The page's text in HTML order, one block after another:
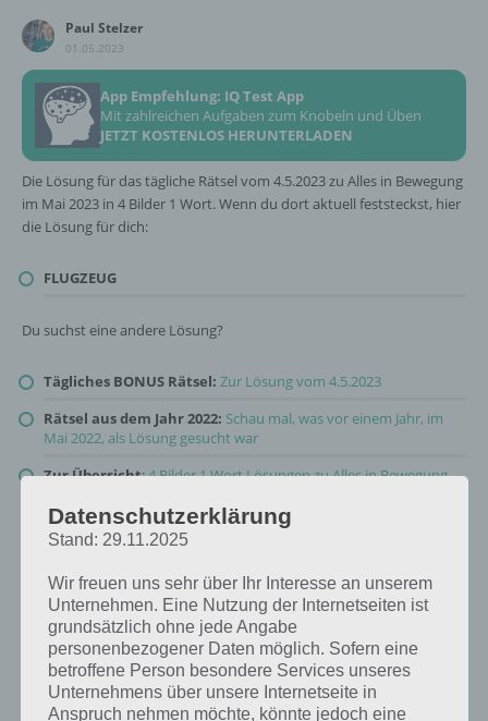
Paul Stelzer
01.05.2023
App Empfehlung: IQ Test App
Mit zahlreichen Aufgaben zum Knobeln und Üben
JETZT KOSTENLOS HERUNTERLADEN
Die Lösung für das tägliche Rätsel vom 4.5.2023 zu Alles in Bewegung
im Mai 2023 in 4 Bilder 1 Wort. Wenn du dort aktuell feststeckst, hier
die Lösung für dich:
FLUGZEUG
Du suchst eine andere Lösung?
Tägliches BONUS Rätsel: Zur Lösung vom 4.5.2023
Rätsel aus dem Jahr 2022: Schau mal, was vor einem Jahr, im
Mai 2022, als Lösung gesucht war
Zur Übersicht:4 Bilder 1 Wort Lösungen zu Alles in Bewegung
Datenschutzerklärung
Stand: 29.11.2025
Wir freuen uns sehr über Ihr Interesse an unserem
Unternehmen. Eine Nutzung der Internetseiten ist
grundsätzlich ohne jede Angabe
personenbezogener Daten möglich. Sofern eine
betroffene Person besondere Services unseres
Unternehmens über unsere Internetseite in
Anspruch nehmen möchte, könnte jedoch eine